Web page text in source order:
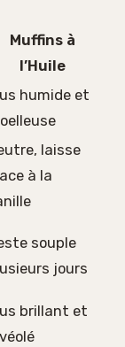
Muffins à
l’Huile
humide et
laisse
à la
souple
jours
brillant et